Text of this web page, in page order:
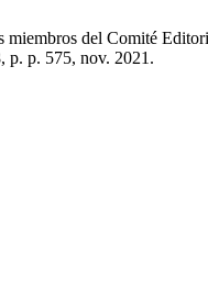
miembros del Comité
p. p. 575, nov. 2021.